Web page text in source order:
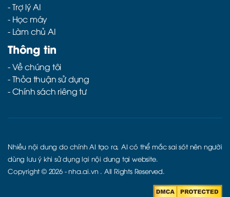
-Trợ lý AI
- Học máy
- Làm chủ AI
Thông tin
- Về chúng tôi
- Thỏa thuận sử dụng
- Chính sách riêng tư
Nhiều nội dung do chính AI tạo ra, AI có thể mắc sai sót nên người
dùng lưu ý khi sử dụng lại nội dung tại website.
Copyright © 2026 -nha.ai.vn . All Rights Reserved.